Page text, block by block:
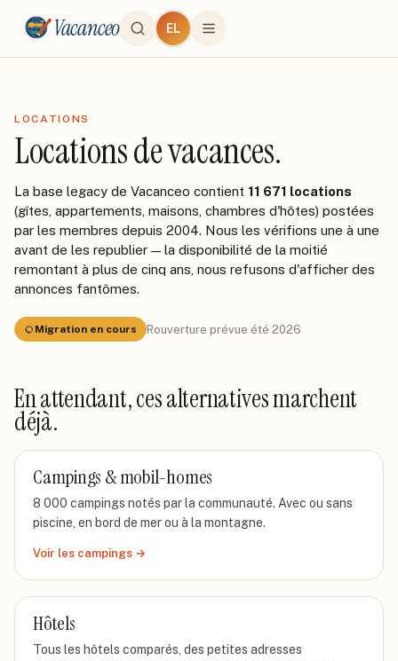
Vacanceo EL
LOCATIONS
Locations de vacances.
La base legacy de Vacanceo contient 11 671 locations
(gîtes, appartements, maisons, chambres d'hôtes) postées
par les membres depuis 2004. Nous les vérifions une à une
avant de les republier — la disponibilité de la moitié
remontant à plus de cinq ans, nous refusons d'afficher des
annonces fantômes.
Migration en cours Rouverture prévue été 2026
En attendant, ces alternatives marchent
déjà.
Campings & mobil-homes
8 000 campings notés par la communauté. Avec ou sans
piscine, en bord de mer ou à la montagne.
Voir les campings →
Hôtels
Tous les hôtels comparés, des petites adresses